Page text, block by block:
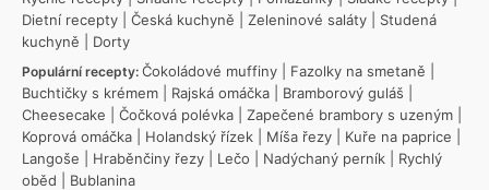
Dietní recepty
Česká kuchyně Zeleninové saláty
Studená
kuchyně
Dorty
Populární recepty: Čokoládové muffiny Fazolky na smetaně
Buchtičky s krémem
Rajská omáčka Bramborový guláš
Cheesecake
Čočková polévka Zapečené brambory s uzeným
Koprová omáčka
Holandský řízek Míša řezy Kuře na paprice
Langoše
Hraběnčiny řezy Lečo Nadýchaný perník
Rychlý
oběd
Bublanina